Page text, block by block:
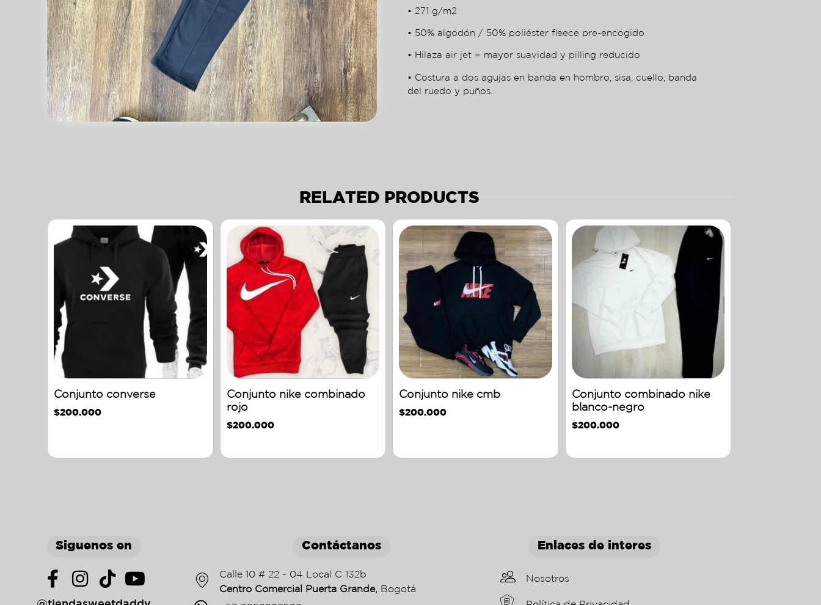
• 271 g/m2
• 50% algodón / 50% poliéster fleece pre-encogido
• Hilaza air jet = mayor suavidad y pilling reducido
• Costura a dos agujas en banda en hombro, sisa, cuello, banda
del ruedo y puños.
RELATED PRODUCTS
Conjunto converse
$200.000
Conjunto nike combinado
rojo
$200.000
Conjunto nike cmb
$200.000
Conjunto combinado nike
blanco-negro
$200.000
Siguenos en Contáctanos
Calle 10 # 22 - 04 Local C 132b
Centro Comercial Puerta Grande, Bogotá
Enlaces de interes
Nosotros